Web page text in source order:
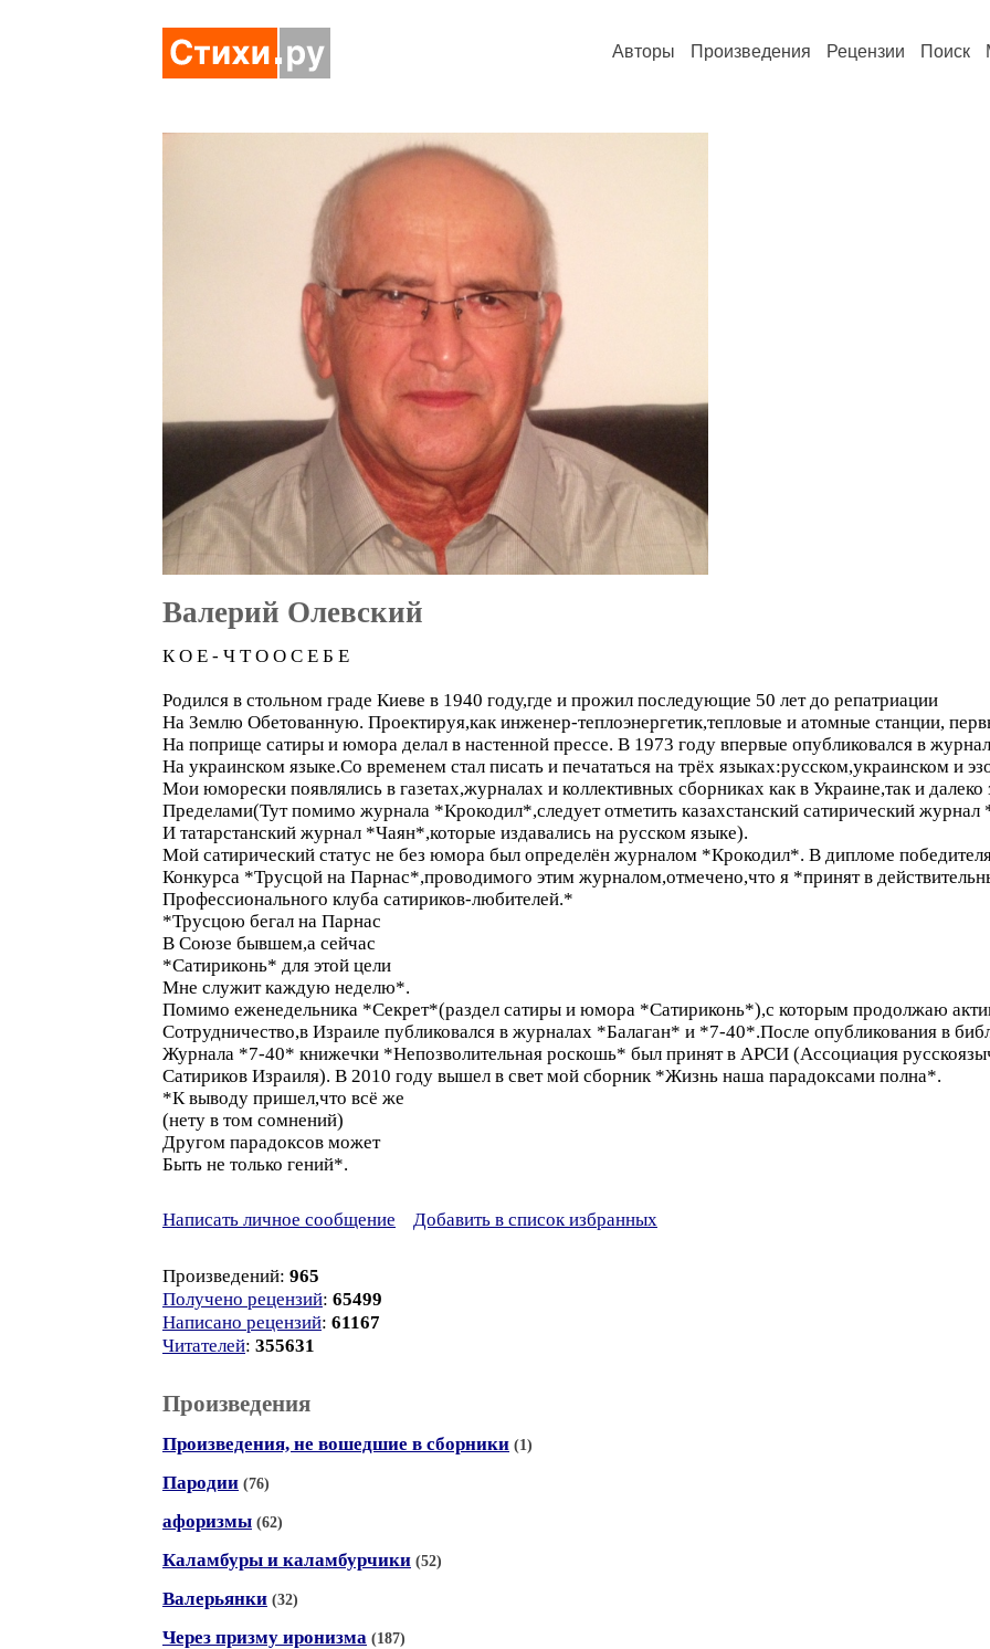
Авторы Произведения Рецензии Поиск
Валерий Олевский
К О Е - Ч Т О О С Е Б Е
Родился в стольном граде Киеве в 1940 году,где и прожил последующие 50 лет до репатриации
На Землю Обетованную. Проектируя,как инженер-теплоэнергетик,тепловые и атомные станции,
На поприще сатиры и юмора делал в настенной прессе. В 1973 году впервые опубликовался в
На украинском языке.Со временем стал писать и печататься на трёх языках:русском,украинском и
Мои юморески появлялись в газетах,журналах и коллективных сборниках как в Украине,так и далеко
Пределами(Тут помимо журнала *Крокодил*,следует отметить казахстанский сатирический
И татарстанский журнал *Чаян*,которые издавались на русском языке).
Мой сатирический статус не без юмора был определён журналом *Крокодил*. В дипломе
Конкурса *Трусцой на Парнас*,проводимого этим журналом,отмечено,что я *принят в
Профессионального клуба сатириков-любителей.*
*Трусцою бегал на Парнас
В Союзе бывшем,а сейчас
*Сатириконь* для этой цели
Мне служит каждую неделю*.
Помимо еженедельника *Секрет*(раздел сатиры и юмора *Сатириконь*),с которым продолжаю
Сотрудничество,в Израиле публиковался в журналах *Балаган* и *7-40*.После опубликования в
Журнала *7-40* книжечки *Непозволительная роскошь* был принят в АРСИ (Ассоциация
Сатириков Израиля). В 2010 году вышел в свет мой сборник *Жизнь наша парадоксами полна*.
*К выводу пришел,что всё же
(нету в том сомнений)
Другом парадоксов может
Быть не только гений*.
Написать личное сообщение Добавить в список избранных
Произведений: 965
Получено рецензий: 65499
Написано рецензий: 61167
Читателей: 355631
Произведения
Произведения, не вошедшие в сборники (1)
Пародии (76)
афоризмы (62)
Каламбуры и каламбурчики (52)
Валерьянки (32)
Через призму иронизма (187)